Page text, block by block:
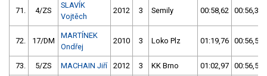
71. 4/ZS
SLAVÍK
Vojtěch
2012 3 Semily 00:58,62 00:56,31
72. 17/DM
MARTÍNEK
Ondřej
2010 3 Loko Plz 01:19,76 00:56,57
73. 5/ZS MACHAIN Jiří 2012 3 KK Brno 01:02,97 00:56,59